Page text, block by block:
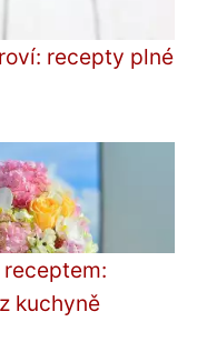
recepty plné
kuchyně